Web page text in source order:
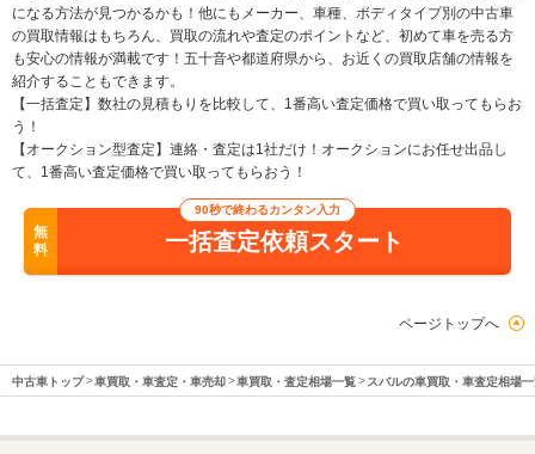
になる方法が見つかるかも！他にもメーカー、車種、ボディタイプ別の中古車
の買取情報はもちろん、買取の流れや査定のポイントなど、初めて車を売る方
も安心の情報が満載です！五十音や都道府県から、お近くの買取店舗の情報を
紹介することもできます。
【一括査定】数社の見積もりを比較して、1番高い査定価格で買い取ってもらお
う！
【オークション型査定】連絡・査定は1社だけ！オークションにお任せ出品し
て、1番高い査定価格で買い取ってもらおう！
無
料
90秒で終わるカンタン入力
一括査定依頼スタート
ページトップへ
中古車トップ 車買取・車査定・車売却 車買取・査定相場一覧 スバルの車買取・車査定相場